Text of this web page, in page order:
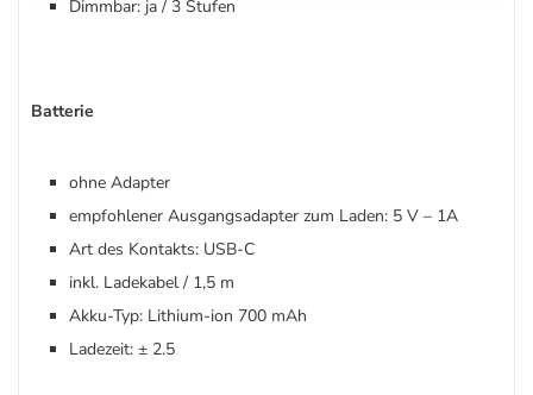
Dimmbar: ja / 3 Stufen
Batterie
ohne Adapter
empfohlener Ausgangsadapter zum Laden: 5 V – 1A
Art des Kontakts: USB-C
inkl. Ladekabel / 1,5 m
Akku-Typ: Lithium-ion 700 mAh
Ladezeit: ± 2.5